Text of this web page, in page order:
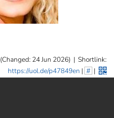
(Changed: 24 Jun 2026) | Shortlink:
https://uol.de/p47849en | # |